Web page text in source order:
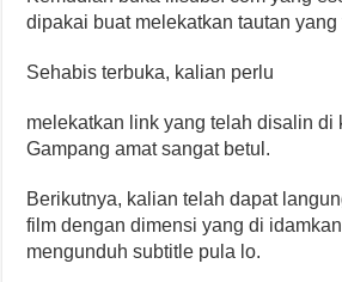
dipakai buat melekatkan tautan
Sehabis terbuka, kalian perlu
melekatkan link yang telah disalin di
Gampang amat sangat betul.
Berikutnya, kalian telah dapat
film dengan dimensi yang di
mengunduh subtitle pula lo.